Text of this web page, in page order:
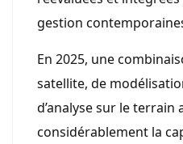
gestion
En 2025, une
satellite, de
d’analyse sur le terrain
considérablement la